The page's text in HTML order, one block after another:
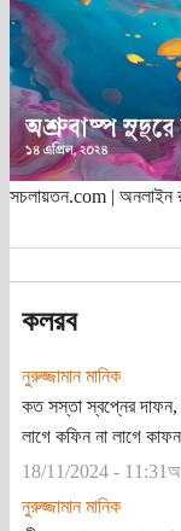
সচলায়তন.com | অনলাইন
কলরব
নুরুজ্জামান মানিক
কত সস্তা স্বপ্নের দাফন,
লাগে কফিন না লাগে
18/11/2024 -
নুরুজ্জামান মানিক